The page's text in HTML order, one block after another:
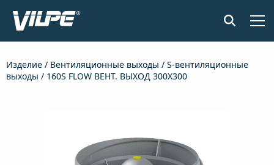
ПРИМЕНЕНИЕ
ДОКУМЕНТЫ И МАТЕРИАЛЫ
Изделие / Вентиляционные выходы / S-вентиляционные
выходы / 160S FLOW ВЕНТ. ВЫХОД 300X300